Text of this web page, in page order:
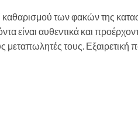
καθαρισμού των φακών της
είναι αυθεντικά και
τους. Εξαιρετική